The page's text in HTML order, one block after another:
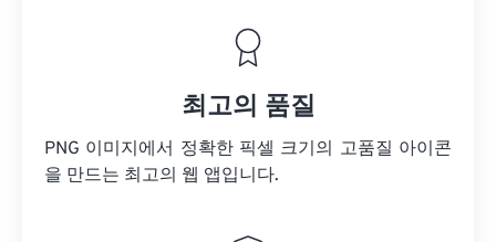
최고의 품질
PNG 이미지에서 정확한 픽셀 크기의 고품질 아이콘
을 만드는 최고의 웹 앱입니다.